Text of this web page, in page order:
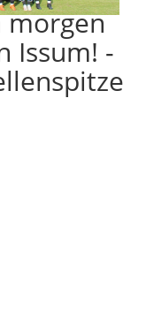
morgen
Issum! -